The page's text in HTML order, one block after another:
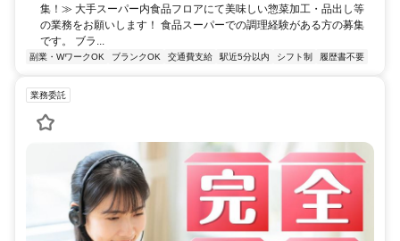
集！≫ 大手スーパー内食品フロアにて美味しい惣菜加工・品出し等
の業務をお願いします！ 食品スーパーでの調理経験がある方の募集
です。 ブラ...
副業・WワークOK ブランクOK 交通費支給 駅近5分以内 シフト制 履歴書不要
業務委託